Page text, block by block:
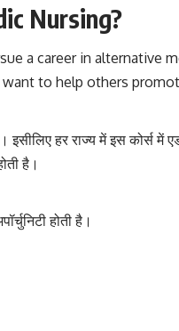
Nursing?
a career in alternative
to help others
हर राज्य में इस कोर्स
है।
होती है।